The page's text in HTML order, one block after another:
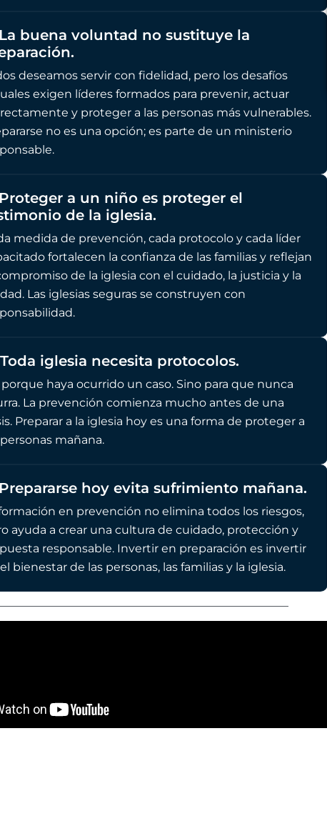
buena voluntad no sustituye la
deseamos servir con fidelidad, pero los desafíos
exigen líderes formados para prevenir, actuar
y proteger a las personas más vulnerables.
no es una opción; es parte de un ministerio
a un niño es proteger el
de la iglesia.
medida de prevención, cada protocolo y cada líder
fortalecen la confianza de las familias y reflejan
de la iglesia con el cuidado, la justicia y la
Las iglesias seguras se construyen con
iglesia necesita protocolos.
haya ocurrido un caso. Sino para que nunca
La prevención comienza mucho antes de una
Preparar a la iglesia hoy es una forma de proteger a
mañana.
hoy evita sufrimiento mañana.
en prevención no elimina todos los riesgos,
ayuda a crear una cultura de cuidado, protección y
responsable. Invertir en preparación es invertir
bienestar de las personas, las familias y la iglesia.